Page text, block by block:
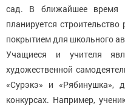
сад. В ближайшее время
планируется
покрытием для школьного
Учащиеся и учителя
художественной
«Сурэкэ» и «Рябинушка»,
конкурсах. Например,